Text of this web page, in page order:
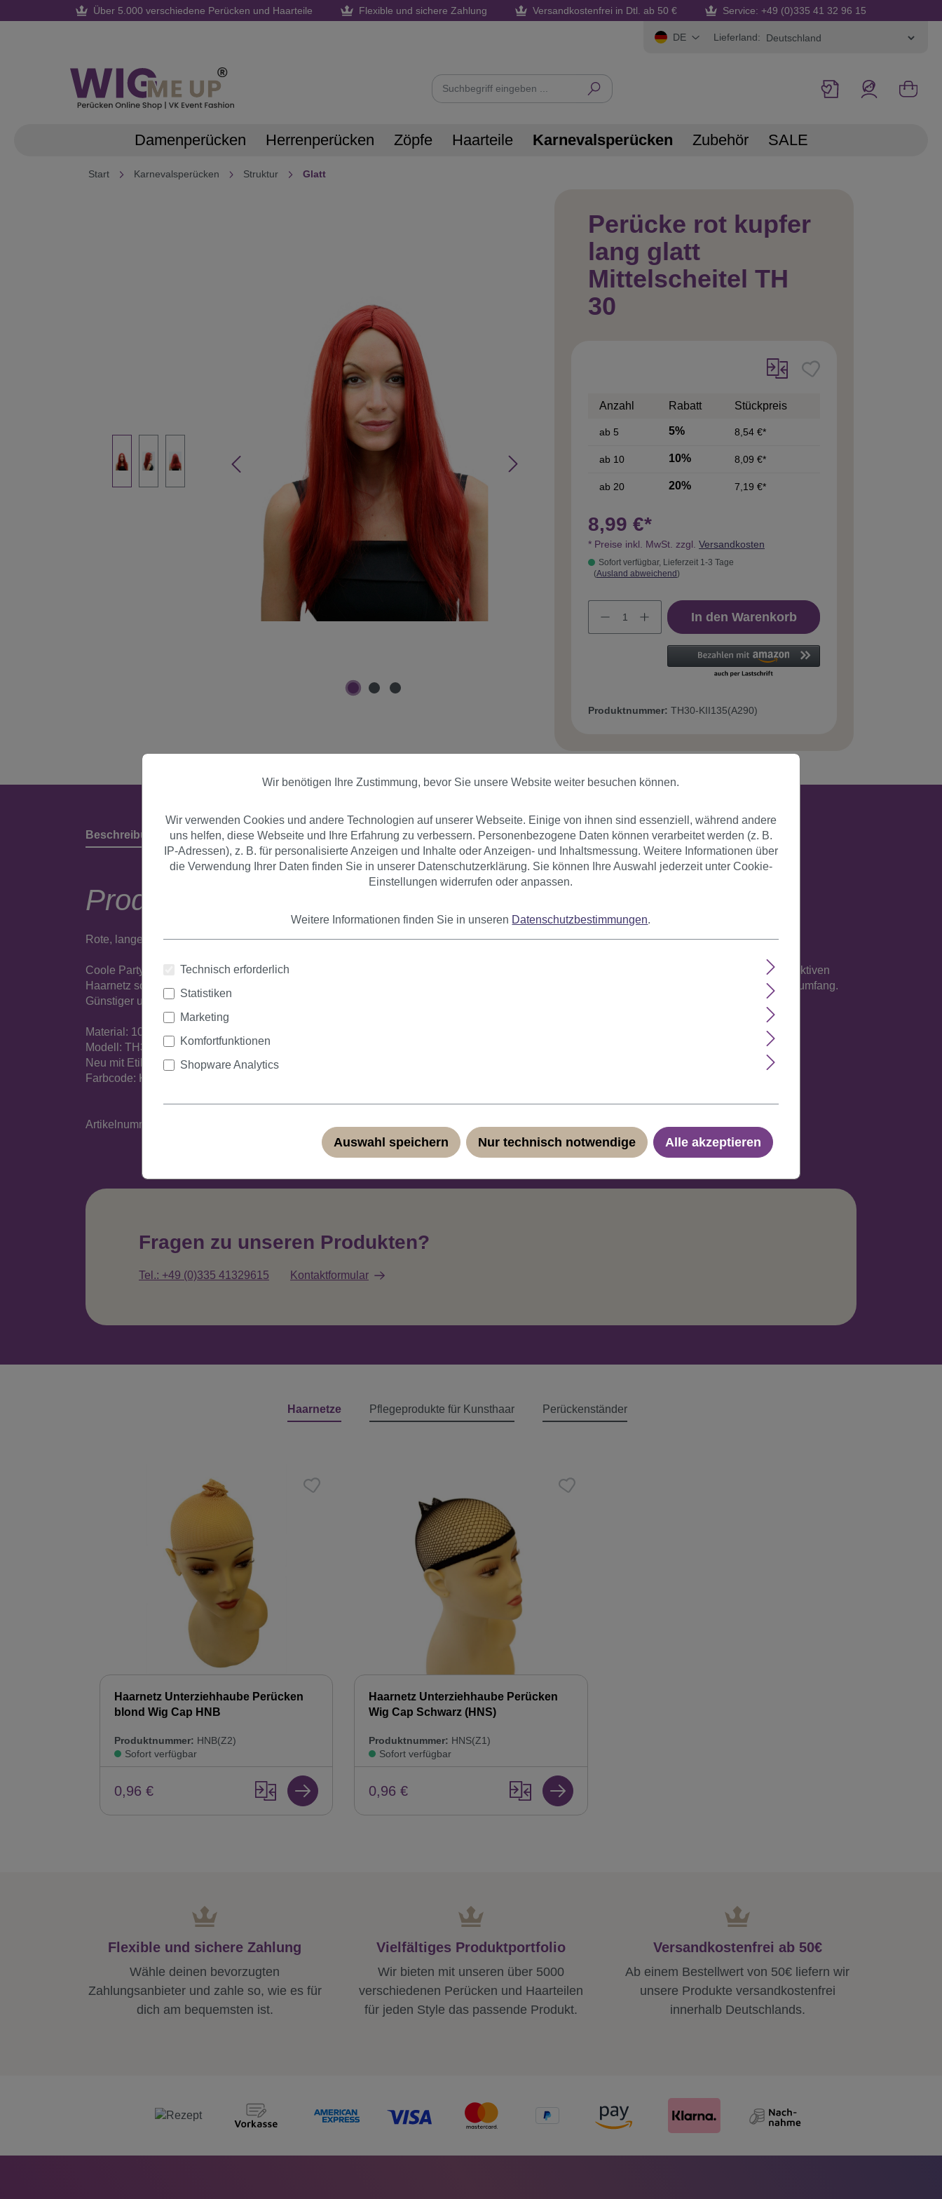
Zur Hauptnavigation springen
Über 5.000 verschiedene Perücken und Haarteile Flexible und sichere Zahlung Versandkostenfrei in Dtl. ab 50 € Service: +49 (0)335 41 32 96 15
DE Lieferland:
Damenperücken Herrenperücken Zöpfe Haarteile Karnevalsperücken Zubehör SALE
Start Karnevalsperücken Struktur Glatt
Perücke rot kupfer
lang glatt
Mittelscheitel TH
30
Anzahl Rabatt Stückpreis
ab 5 5% 8,54 €*
ab 10 10% 8,09 €*
ab 20 20% 7,19 €*
8,99 €*
* Preise inkl. MwSt. zzgl. Versandkosten
Sofort verfügbar, Lieferzeit 1-3 Tage
(Ausland abweichend)
In den Warenkorb
Produktnummer: TH30-KII135(A290)
Beschreibung Produktdetails & Hersteller Bewertungen
Produktbeschreibung
Rote, lange, glatte Perücke im Bree Hodge-Look.
Coole Party-Perücke aus Kunstfaser, der Hingucker auf jeder Kostümparty! Das geringe Eigengewicht und die Verarbeitung auf einem atmungsaktiven
Haarnetz sorgen für ein angenehmes Tragegefühl. Durch das Haarnetz passt sich die Perücke jeder Kopfgrösse an, maximal jedoch 62 cm Kopfumfang.
Günstiger und diskreter Versand.
Material: 100% Polyester
Modell: TH30
Neu mit Etikett
Farbcode: KII138
Artikelnummer: TH30-KII135(A290)
Fragen zu unseren Produkten?
Tel.: +49 (0)335 41329615 Kontaktformular
Haarnetze Pflegeprodukte für Kunsthaar Perückenständer
Haarnetz Unterziehhaube Perücken
blond Wig Cap HNB
Produktnummer: HNB(Z2)
Sofort verfügbar
0,96 €
Haarnetz Unterziehhaube Perücken
Wig Cap Schwarz (HNS)
Produktnummer: HNS(Z1)
Sofort verfügbar
0,96 €
Flexible und sichere Zahlung
Wähle deinen bevorzugten
Zahlungsanbieter und zahle so, wie es für
dich am bequemsten ist.
Vielfältiges Produktportfolio
Wir bieten mit unseren über 5000
verschiedenen Perücken und Haarteilen
für jeden Style das passende Produkt.
Versandkostenfrei ab 50€
Ab einem Bestellwert von 50€ liefern wir
unsere Produkte versandkostenfrei
innerhalb Deutschlands.
Wir benötigen Ihre Zustimmung, bevor Sie unsere Website weiter besuchen können.
Wir verwenden Cookies und andere Technologien auf unserer Webseite. Einige von ihnen sind essenziell, während andere
uns helfen, diese Webseite und Ihre Erfahrung zu verbessern. Personenbezogene Daten können verarbeitet werden (z. B.
IP-Adressen), z. B. für personalisierte Anzeigen und Inhalte oder Anzeigen- und Inhaltsmessung. Weitere Informationen über
die Verwendung Ihrer Daten finden Sie in unserer Datenschutzerklärung. Sie können Ihre Auswahl jederzeit unter Cookie-
Einstellungen widerrufen oder anpassen.
Weitere Informationen finden Sie in unseren Datenschutzbestimmungen.
Technisch erforderlich
Statistiken
Marketing
Komfortfunktionen
Shopware Analytics
Auswahl speichern Nur technisch notwendige Alle akzeptieren